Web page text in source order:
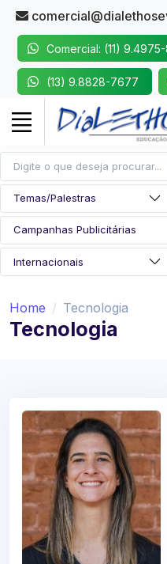
Comercial: (11) 9.4975-
(13) 9.8828-7677
Home Tecnologia
Tecnologia